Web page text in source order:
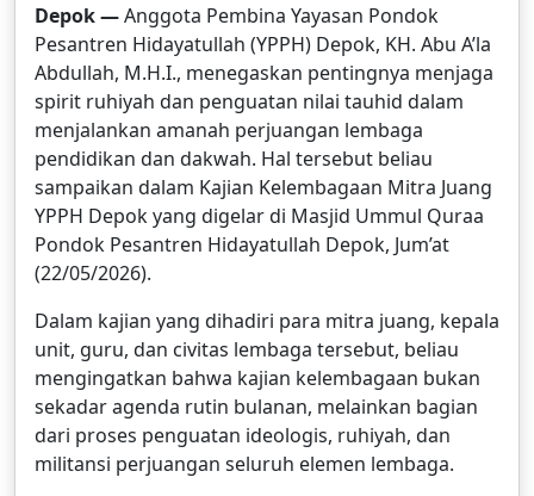
Depok —Anggota Pembina Yayasan Pondok
Pesantren Hidayatullah (YPPH) Depok, KH. Abu A’la
Abdullah, M.H.I., menegaskan pentingnya menjaga
spirit ruhiyah dan penguatan nilai tauhid dalam
menjalankan amanah perjuangan lembaga
pendidikan dan dakwah. Hal tersebut beliau
sampaikan dalam Kajian Kelembagaan Mitra Juang
YPPH Depok yang digelar di Masjid Ummul Quraa
Pondok Pesantren Hidayatullah Depok, Jum’at
(22/05/2026).
Dalam kajian yang dihadiri para mitra juang, kepala
unit, guru, dan civitas lembaga tersebut, beliau
mengingatkan bahwa kajian kelembagaan bukan
sekadar agenda rutin bulanan, melainkan bagian
dari proses penguatan ideologis, ruhiyah, dan
militansi perjuangan seluruh elemen lembaga.